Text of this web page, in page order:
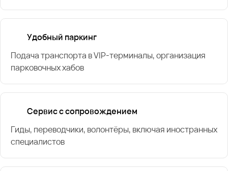
Удобный паркинг
Подача транспорта в VIP-терминалы, организация
парковочных хабов
Сервис с сопровождением
Гиды, переводчики, волонтёры, включая иностранных
специалистов